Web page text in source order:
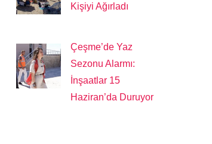
Kişiyi Ağırladı
Çeşme’de Yaz
Sezonu Alarmı:
İnşaatlar 15
Haziran’da Duruyor